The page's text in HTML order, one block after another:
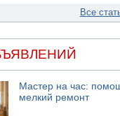
Все
Мастер на час:
мелкий ремонт